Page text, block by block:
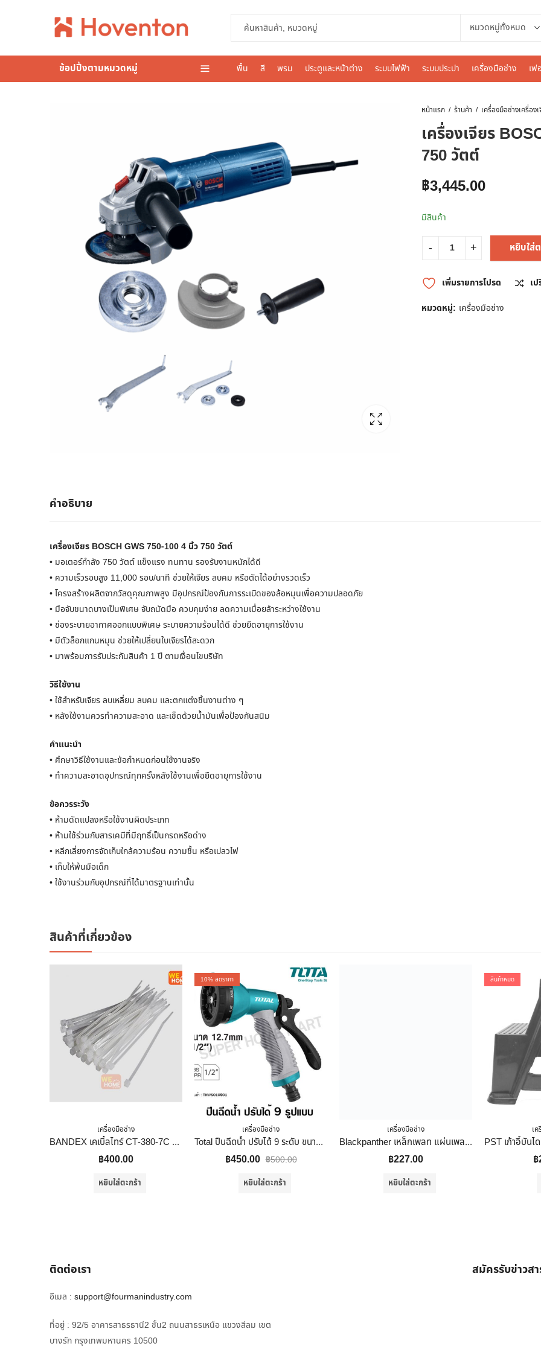
ข้อปปิ้งตามหมวดหมู่ พื้น สี พรม ประตูและหน้าต่าง ระบบไฟฟ้า ระบบประปา เครื่องมือช่าง เฟ
หน้าแรก ร้านค้า เครื่องมือช่าง
เครื่องเจียร
750 วัตต์
฿3,445.00
มีสินค้า
หยิบใส่
เพิ่มรายการโปรด
เ
หมวดหมู่: เครื่องมือช่าง
คำอธิบาย
เครื่องเจียร BOSCH GWS 750-100 4 นิ้ว 750 วัตต์
• มอเตอร์กำลัง 750 วัตต์ แข็งแรง ทนทาน รองรับงานหนักได้ดี
• ความเร็วรอบสูง 11,000 รอบ/นาที ช่วยให้เจียร ลบคม หรือตัดได้อย่างรวดเร็ว
• โครงสร้างผลิตจากวัสดุคุณภาพสูง มีอุปกรณ์ป้องกันการระเบิดของล้อหมุนเพื่อความปลอดภัย
• มือจับขนาดบางเป็นพิเศษ จับถนัดมือ ควบคุมง่าย ลดความเมื่อยล้าระหว่างใช้งาน
• ช่องระบายอากาศออกแบบพิเศษ ระบายความร้อนได้ดี ช่วยยืดอายุการใช้งาน
• มีตัวล็อกแกนหมุน ช่วยให้เปลี่ยนใบเจียรได้สะดวก
• มาพร้อมการรับประกันสินค้า 1 ปี ตามเงื่อนไขบริษัท
วิธีใช้งาน
• ใช้สำหรับเจียร ลบเหลี่ยม ลบคม และตกแต่งชิ้นงานต่าง ๆ
• หลังใช้งานควรทำความสะอาด และเช็ดด้วยน้ำมันเพื่อป้องกันสนิม
คำแนะนำ
• ศึกษาวิธีใช้งานและข้อกำหนดก่อนใช้งานจริง
• ทำความสะอาดอุปกรณ์ทุกครั้งหลังใช้งานเพื่อยืดอายุการใช้งาน
ข้อควรระวัง
• ห้ามดัดแปลงหรือใช้งานผิดประเภท
• ห้ามใช้ร่วมกับสารเคมีที่มีฤทธิ์เป็นกรดหรือด่าง
• หลีกเลี่ยงการจัดเก็บใกล้ความร้อน ความชื้น หรือเปลวไฟ
• เก็บให้พ้นมือเด็ก
• ใช้งานร่วมกับอุปกรณ์ที่ได้มาตรฐานเท่านั้น
สินค้าที่เกี่ยวข้อง
เครื่องมือช่าง
BANDEX เคเบิ้ลไทร์ CT-380-7C ยาว 15 นิ้ว สีขาว
฿400.00
หยิบใส่ตะกร้า
10% ลดราคา
เครื่องมือช่าง
Total ปืนฉีดน้ำ ปรับได้ 9 ระดับ ขนาด 12.7 Mm รุ่น THWS010901 ( Plastic Trigger Nozzle )
฿450.00 ฿500.00
หยิบใส่ตะกร้า
เครื่องมือช่าง
Blackpanther เหล็กเพลท แผ่นเพลท 8″X8″ เจาะรู
฿227.00
หยิบใส่ตะกร้า
สินค้าหมด
เ
฿
ติดต่อเรา
อีเมล : support@fourmanindustry.com
ที่อยู่ : 92/5 อาคารสาธรธานี2 ชั้น2 ถนนสาธรเหนือ แขวงสีลม เขต
บางรัก กรุงเทพมหานคร 10500
สมัครรับข่าวสา